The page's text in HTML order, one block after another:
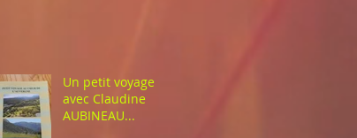
Un petit voyage
avec Claudine
AUBINEAU...